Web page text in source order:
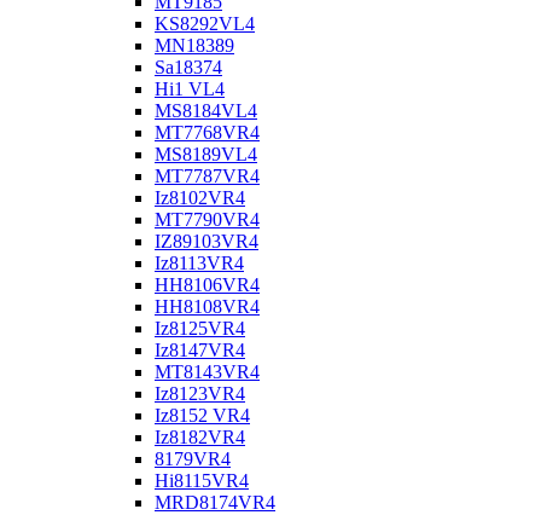
KS8292VL4
MN18389
Sa18374
Hi1 VL4
MS8184VL4
MT7768VR4
MS8189VL4
MT7787VR4
Iz8102VR4
MT7790VR4
IZ89103VR4
Iz8113VR4
HH8106VR4
HH8108VR4
Iz8125VR4
Iz8147VR4
MT8143VR4
Iz8123VR4
Iz8152 VR4
Iz8182VR4
8179VR4
Hi8115VR4
MRD8174VR4